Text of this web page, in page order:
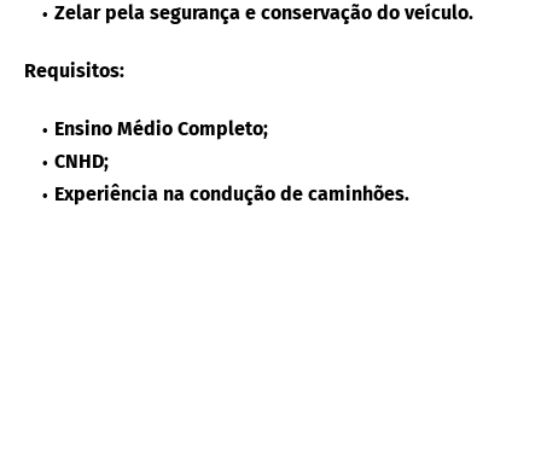
Zelar pela segurança e conservação do veículo.
Requisitos:
Ensino Médio Completo;
CNHD;
Experiência na condução de caminhões.